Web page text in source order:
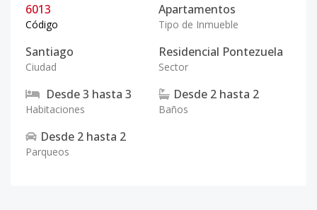
6013
Código
Apartamentos
Tipo de Inmueble
Santiago
Ciudad
Residencial Pontezuela
Sector
Desde3 hasta 3
Habitaciones
Desde 2 hasta 2
Baños
Desde 2 hasta 2
Parqueos